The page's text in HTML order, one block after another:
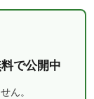
で公開中
ん。